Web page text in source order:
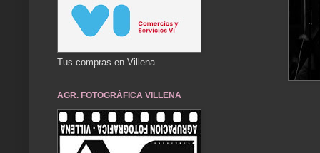
Tus compras en Villena
AGR. FOTOGRÁFICA VILLENA